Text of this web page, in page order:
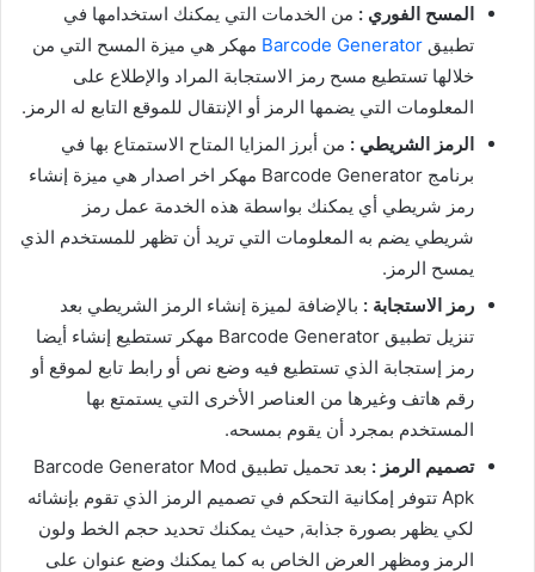
المسح الفوري : من الخدمات التي يمكنك استخدامها في
تطبيق Barcode Generator مهكر هي ميزة المسح التي من
خلالها تستطيع مسح رمز الاستجابة المراد والإطلاع على
المعلومات التي يضمها الرمز أو الإنتقال للموقع التابع له الرمز.
الرمز الشريطي : من أبرز المزايا المتاح الاستمتاع بها في
برنامج Barcode Generator مهكر اخر اصدار هي ميزة إنشاء
رمز شريطي أي يمكنك بواسطة هذه الخدمة عمل رمز
شريطي يضم به المعلومات التي تريد أن تظهر للمستخدم الذي
يمسح الرمز.
رمز الاستجابة : بالإضافة لميزة إنشاء الرمز الشريطي بعد
تنزيل تطبيق Barcode Generator مهكر تستطيع إنشاء أيضا
رمز إستجابة الذي تستطيع فيه وضع نص أو رابط تابع لموقع أو
رقم هاتف وغيرها من العناصر الأخرى التي يستمتع بها
المستخدم بمجرد أن يقوم بمسحه.
تصميم الرمز :
بعد تحميل تطبيق Barcode Generator Mod
Apk تتوفر إمكانية التحكم في تصميم الرمز الذي تقوم بإنشائه
لكي يظهر بصورة جذابة, حيث يمكنك تحديد حجم الخط ولون
الرمز ومظهر العرض الخاص به كما يمكنك وضع عنوان على